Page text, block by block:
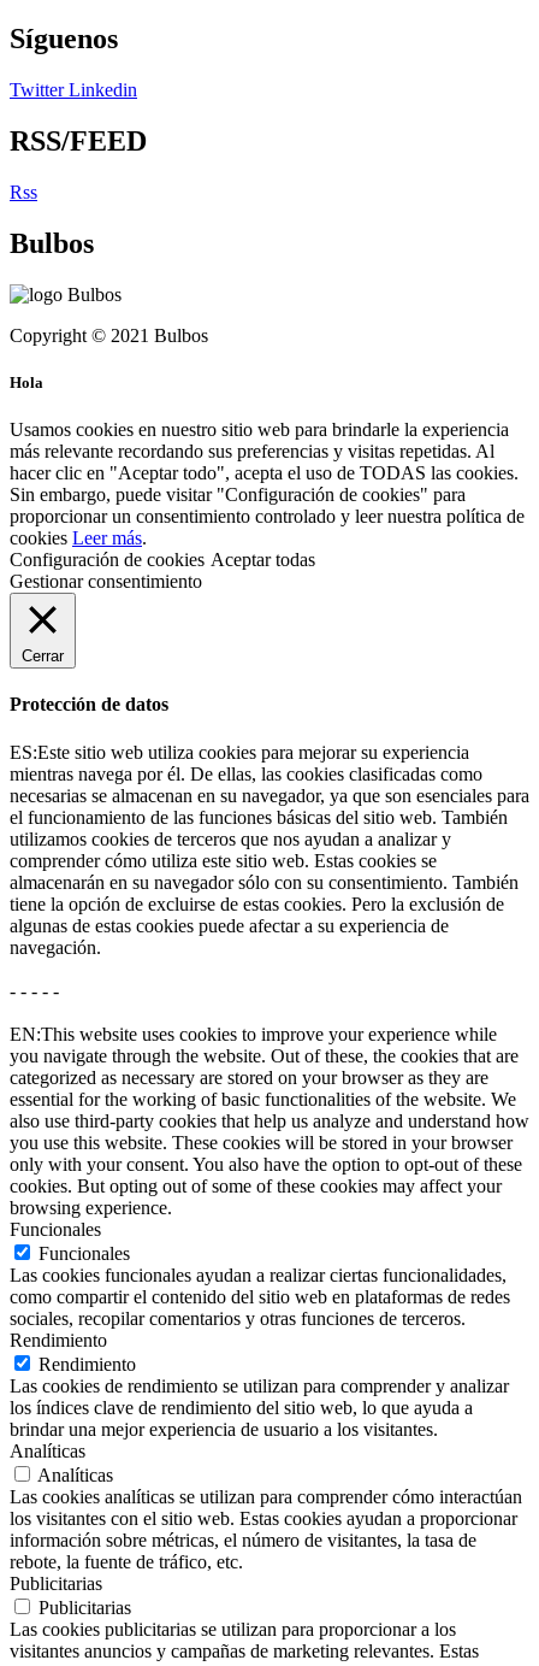
Síguenos
Twitter Linkedin
RSS/FEED
Rss
Bulbos
Copyright © 2021 Bulbos
Hola
Usamos cookies en nuestro sitio web para brindarle la experiencia
más relevante recordando sus preferencias y visitas repetidas. Al
hacer clic en "Aceptar todo", acepta el uso de TODAS las cookies.
Sin embargo, puede visitar "Configuración de cookies" para
proporcionar un consentimiento controlado y leer nuestra política de
cookies Leer más.
Configuración de cookies Aceptar todas
Gestionar consentimiento
Cerrar
Protección de datos
ES:Este sitio web utiliza cookies para mejorar su experiencia
mientras navega por él. De ellas, las cookies clasificadas como
necesarias se almacenan en su navegador, ya que son esenciales para
el funcionamiento de las funciones básicas del sitio web. También
utilizamos cookies de terceros que nos ayudan a analizar y
comprender cómo utiliza este sitio web. Estas cookies se
almacenarán en su navegador sólo con su consentimiento. También
tiene la opción de excluirse de estas cookies. Pero la exclusión de
algunas de estas cookies puede afectar a su experiencia de
navegación.
- - - - -
EN:This website uses cookies to improve your experience while
you navigate through the website. Out of these, the cookies that are
categorized as necessary are stored on your browser as they are
essential for the working of basic functionalities of the website. We
also use third-party cookies that help us analyze and understand how
you use this website. These cookies will be stored in your browser
only with your consent. You also have the option to opt-out of these
cookies. But opting out of some of these cookies may affect your
browsing experience.
Funcionales
Funcionales
Las cookies funcionales ayudan a realizar ciertas funcionalidades,
como compartir el contenido del sitio web en plataformas de redes
sociales, recopilar comentarios y otras funciones de terceros.
Rendimiento
Rendimiento
Las cookies de rendimiento se utilizan para comprender y analizar
los índices clave de rendimiento del sitio web, lo que ayuda a
brindar una mejor experiencia de usuario a los visitantes.
Analíticas
Analíticas
Las cookies analíticas se utilizan para comprender cómo interactúan
los visitantes con el sitio web. Estas cookies ayudan a proporcionar
información sobre métricas, el número de visitantes, la tasa de
rebote, la fuente de tráfico, etc.
Publicitarias
Publicitarias
Las cookies publicitarias se utilizan para proporcionar a los
visitantes anuncios y campañas de marketing relevantes. Estas